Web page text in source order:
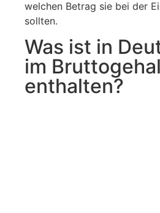
welchen Betrag sie bei der
sollten.
Was ist in
im
enthalten?